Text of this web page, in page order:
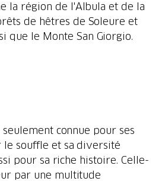
la région de l'Albula et de la
de hêtres de Soleure et
que le Monte San Giorgio.
seulement connue pour ses
le souffle et sa diversité
pour sa riche histoire. Celle-
par une multitude